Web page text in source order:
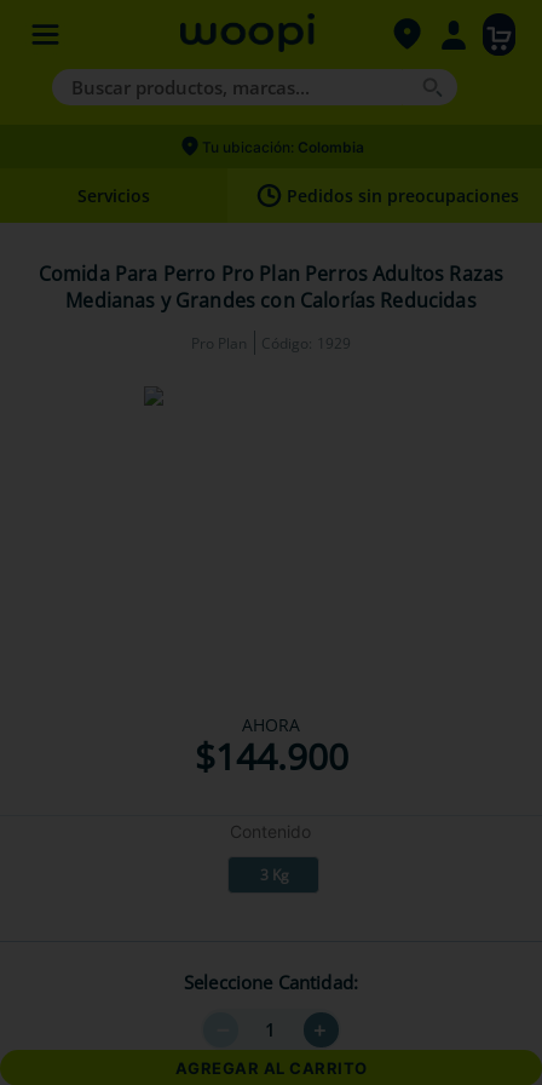
Buscar productos, marcas...
Términos más buscados
2.
hills
3.
nexgard
royal canin
Tu ubicación: Colombia
Servicios Pedidos sin preocupaciones
Comida Para Perro Pro Plan Perros Adultos Razas
Medianas y Grandes con Calorías Reducidas
Pro Plan Código: 1929
AHORA
$144.900
Contenido
3 Kg
Seleccione Cantidad
＋
AGREGAR AL CARRITO